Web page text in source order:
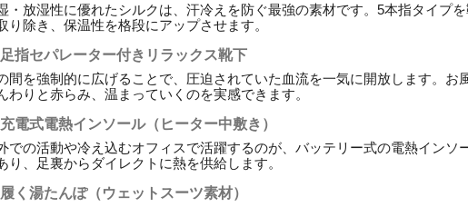
・放湿性に優れたシルクは、汗冷えを防ぐ最強の素材です。5本指タイプ
り除き、保温性を格段にアップさせます。
指セパレーター付きリラックス靴下
間を強制的に広げることで、圧迫されていた血流を一気に開放します。お
わりと赤らみ、温まっていくのを実感できます。
電式電熱インソール（ヒーター中敷き）
での活動や冷え込むオフィスで活躍するのが、バッテリー式の電熱イン
り、足裏からダイレクトに熱を供給します。
く湯たんぽ（ウェットスーツ素材）